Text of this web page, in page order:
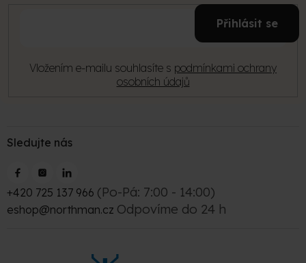
Vložením e-mailu souhlasíte s podmínkami ochrany
osobních údajů
Přihlásit se
Sledujte nás
+420 725 137 966 (Po-Pá: 7:00 - 14:00)
eshop@northman.cz Odpovíme do 24 h